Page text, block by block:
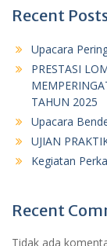
Recent
Upacara
PRESTASI
TAHUN 2025
Upacara
UJIAN
Kegiatan
Recent
Tidak ada